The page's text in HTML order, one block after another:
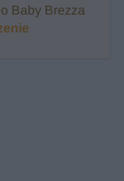
Baby Brezza